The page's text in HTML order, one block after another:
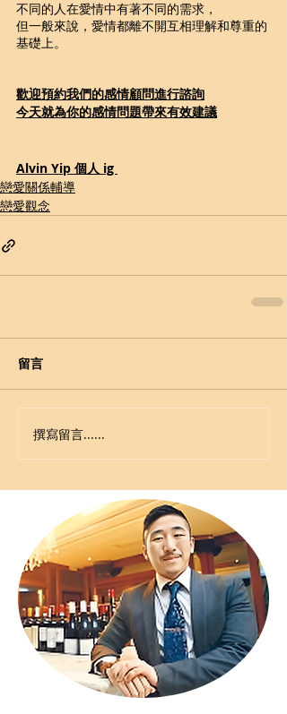
不同的人在愛情中有著不同的需求，
但一般來說，愛情都離不開互相理解和尊重的
基礎上。
歡迎預約我們的感情顧問進行諮詢
今天就為你的感情問題帶來有效建議
Alvin Yip 個人 ig
戀愛關係輔導
戀愛觀念
留言
撰寫留言......